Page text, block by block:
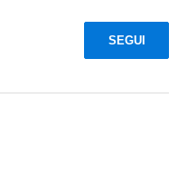
SEGUI